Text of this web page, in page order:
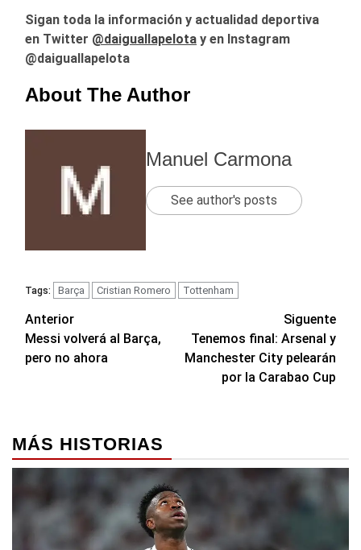
Sigan toda la información y actualidad deportiva
en Twitter @daiguallapelota y en Instagram
@daiguallapelota
About The Author
Manuel Carmona
See author's posts
Tags: Barça Cristian Romero Tottenham
Navegación
de
Anterior
Messi volverá al Barça,
pero no ahora
Siguente
Tenemos final: Arsenal y
Manchester City pelearán
por la Carabao Cup
MÁS HISTORIAS